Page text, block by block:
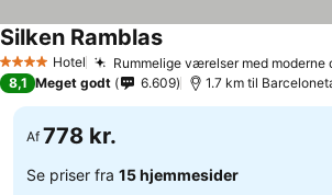
4 StjernerHotel Rummelige værelser med moderne
Silken Ramblas
8,1 Meget godt 6.609 1.7 km til
Af 778 kr.
Se priser fra 15 hjemmesider